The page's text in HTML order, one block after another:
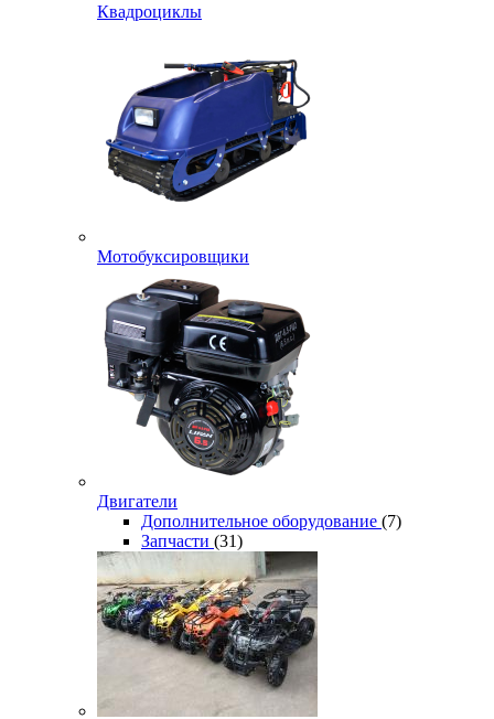
Квадроциклы
Мотобуксировщики
Двигатели
Дополнительное оборудование (7)
Запчасти (31)